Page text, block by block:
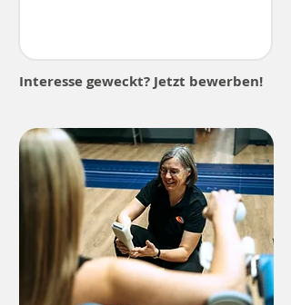
Interesse geweckt? Jetzt bewerben!